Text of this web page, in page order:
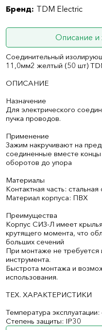
Бренд: TDM Electric
Описание и
Соединительный
11,0мм2 желтый (50 шт)
ОПИСАНИЕ
Назначение
Для электрического
пучка проводов.
Применение
Зажим накручивают на
соединенные вместе
оборотов до упора
Материалы
Контактная часть:
Материал корпуса: ПВХ
Преимущества
Корпус СИЗ-Л имеет
крутящего момента, что
больших сечений
При монтаже не требуется
инструмента.
Быстрота монтажа и
использования.
ТЕХ. ХАРАКТЕРИСТИКИ
Температура
Степень защиты: IP30